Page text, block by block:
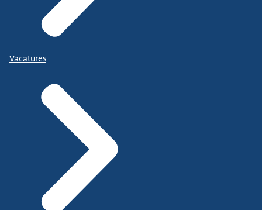
Vacatures